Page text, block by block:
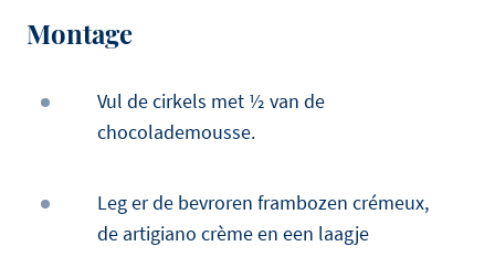
Montage
Vul de cirkels met ½ van de
chocolademousse.
Leg er de bevroren frambozen crémeux,
de artigiano crème en een laagje